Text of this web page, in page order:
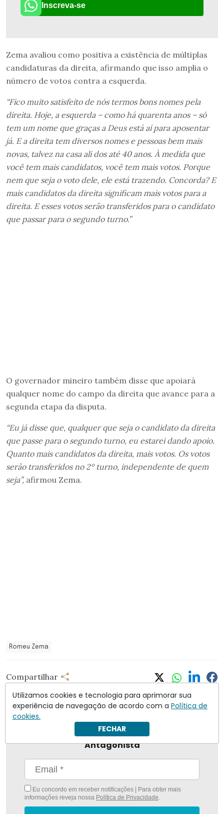
Inscreva-se
Zema avaliou como positiva a existência de múltiplas
candidaturas da direita, afirmando que isso amplia o
número de votos contra a esquerda.
“Fico muito satisfeito de nós termos bons nomes pela
direita. Hoje, a esquerda – como há quarenta anos – só
tem um nome que graças a Deus está aí para aposentar
já. E a direita tem diversos nomes e pessoas bem mais
novas, talvez na casa ali dos até 40 anos. À medida que
você tem mais candidatos, você tem mais votos. Porque
nem que seja o voto dele, ele está trazendo. Concorda? E
mais candidatos da direita significam mais votos para a
direita. E esses votos serão transferidos para o candidato
que passar para o segundo turno.”
O governador mineiro também disse que apoiará
qualquer nome do campo da direita que avance para a
segunda etapa da disputa.
“Eu já disse que, qualquer que seja o candidato da direita
que passe para o segundo turno, eu estarei dando apoio.
Quanto mais candidatos da direita, mais votos. Os votos
serão transferidos no 2º turno, independente de quem
seja”, afirmou Zema.
Romeu Zema
Compartilhar
Nunca foi tão fácil ficar bem informado com
Antagonista
Eu concordo em receber notificações | Para obter mais
informações reveja nossa Política de Privacidade.
Utilizamos cookies e tecnologia para aprimorar sua
experiência de navegação de acordo com a Política de
cookies.
FECHAR